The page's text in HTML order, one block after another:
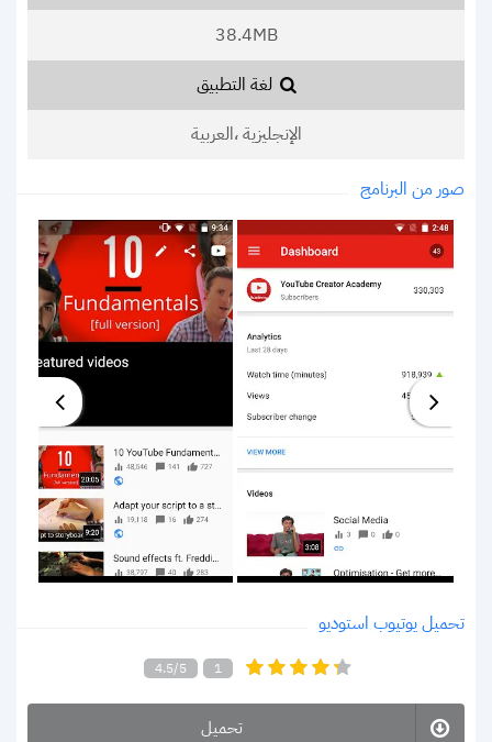
38.4MB
لغة التطبيق
الإنجليزية ،العربية
صور من البرنامج
تحميل يوتيوب استوديو
4.5/5 1
تحميل